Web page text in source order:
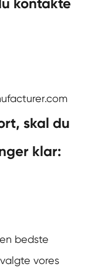
skal du
klar:
bedste
vores